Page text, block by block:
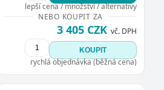
lepší cena / množství / alternativy
NEBO KOUPIT ZA
3 405 CZK vč. DPH
KOUPIT
rychlá objednávka (běžná cena)